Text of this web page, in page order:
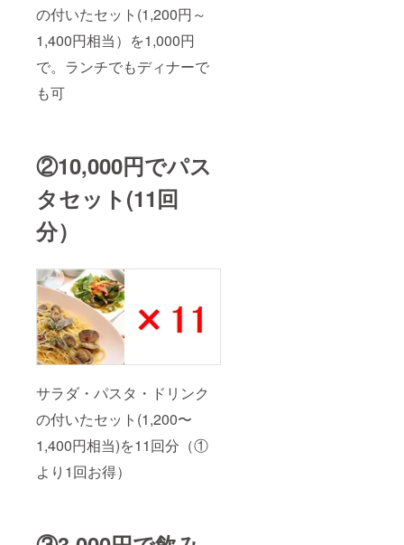
の付いたセット(1,200円～
1,400円相当）を1,000円
で。ランチでもディナーで
も可
②10,000円でパス
タセット(11回
分）
サラダ・パスタ・ドリンク
の付いたセット(1,200〜
1,400円相当)を11回分（①
より1回お得）